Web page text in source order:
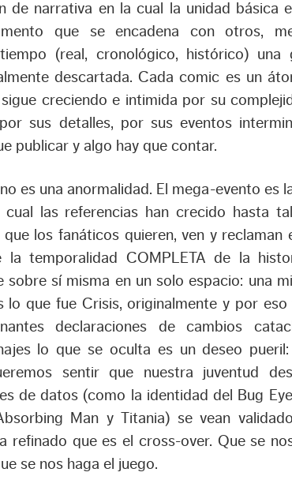
de narrativa en la cual la unidad básica
que se encadena con otros,
(real, cronológico, histórico) una
descartada. Cada comic es un
creciendo e intimida por su
sus detalles, por sus eventos
publicar y algo hay que contar.
es una anormalidad. El mega-evento es
las referencias han crecido hasta
los fanáticos quieren, ven y reclaman
temporalidad COMPLETA de la
sobre sí misma en un solo espacio: una
lo que fue Crisis, originalmente y por
declaraciones de cambios
lo que se oculta es un deseo
sentir que nuestra juventud
de datos (como la identidad del Bug
Man y Titania) se vean
refinado que es el cross-over. Que se
se nos haga el juego.